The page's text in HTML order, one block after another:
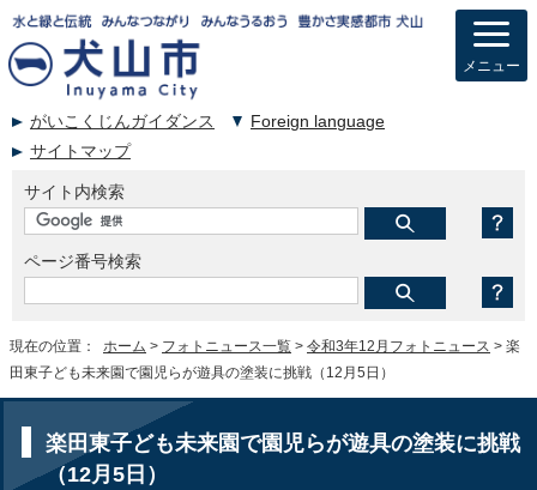
がいこくじんガイダンス
Foreign language
サイトマップ
サイト内検索
ページ番号検索
メニュー
現在の位置： ホーム > フォトニュース一覧 > 令和3年12月フォトニュース > 楽
田東子ども未来園で園児らが遊具の塗装に挑戦（12月5日）
楽田東子ども未来園で園児らが遊具の塗装に挑戦
（12月5日）